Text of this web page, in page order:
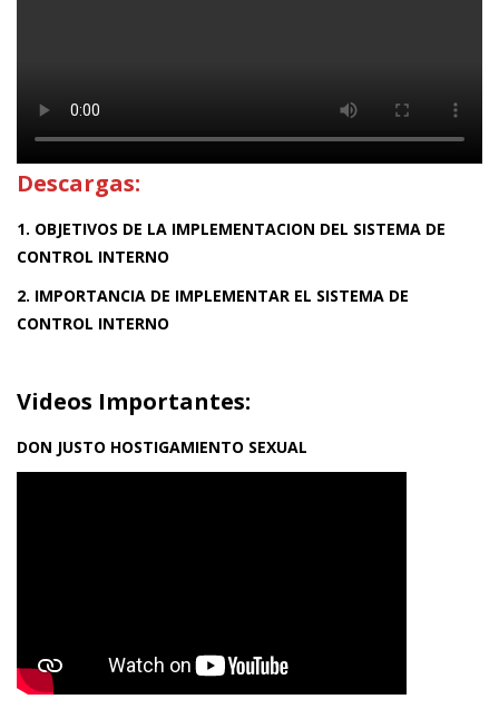
Descargas:
1. OBJETIVOS DE LA IMPLEMENTACION DEL SISTEMA DE
CONTROL INTERNO
2. IMPORTANCIA DE IMPLEMENTAR EL SISTEMA DE
CONTROL INTERNO
Videos Importantes:
DON JUSTO HOSTIGAMIENTO SEXUAL